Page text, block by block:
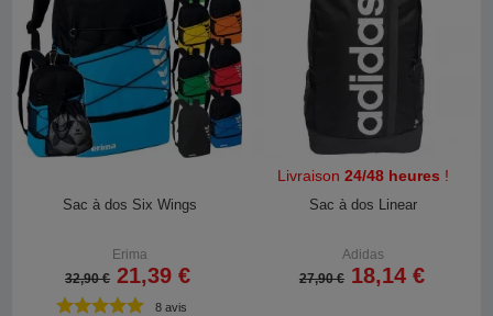
Sac à dos Six Wings
Erima
32,90 € 21,39 €
8 avis
Livraison24/48 heures !
Sac à dos Linear
Adidas
27,90 € 18,14 €